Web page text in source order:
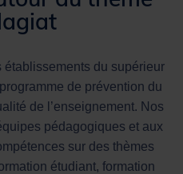
du supérieur
de prévention du
de l’enseignement. Nos
pédagogiques et aux
sur des thèmes
étudiant, formation